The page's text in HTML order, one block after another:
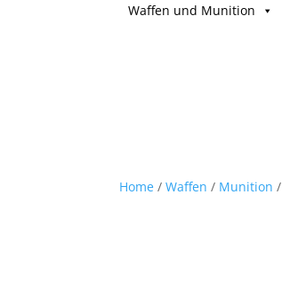
Waffen und Munition
Home /Waffen / Munition /